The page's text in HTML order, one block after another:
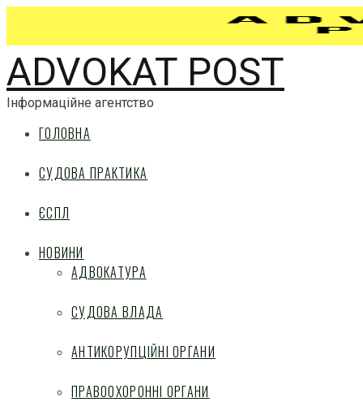
ADVOKAT POST
Інформаційне агентство
ГОЛОВНА
СУДОВА ПРАКТИКА
ЄСПЛ
НОВИНИ
АДВОКАТУРА
СУДОВА ВЛАДА
АНТИКОРУПЦІЙНІ ОРГАНИ
ПРАВООХОРОННІ ОРГАНИ